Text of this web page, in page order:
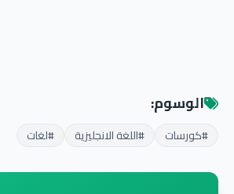
الوسوم:
#كورسات #اللغة الانجليزية #لغات